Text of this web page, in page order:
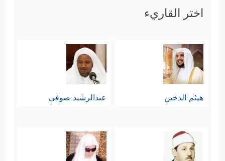
اختر القاريء
هيثم الدخين عبدالرشيد صوفي